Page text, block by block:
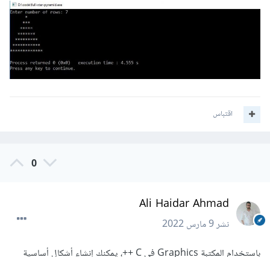
اقتباس
0
Ali Haidar Ahmad
نشر9 مارس 2022